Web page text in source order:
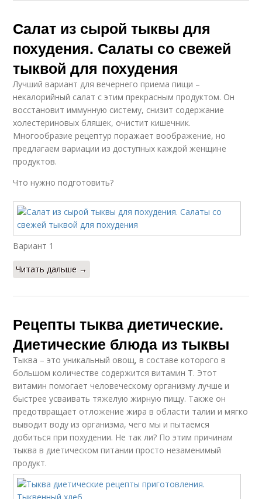
Салат из сырой тыквы для
похудения. Салаты со свежей
тыквой для похудения
Лучший вариант для вечернего приема пищи –
некалорийный салат с этим прекрасным продуктом. Он
восстановит иммунную систему, снизит содержание
холестериновых бляшек, очистит кишечник.
Многообразие рецептур поражает воображение, но
предлагаем вариации из доступных каждой женщине
продуктов.
Что нужно подготовить?
Вариант 1
Читать дальше →
Рецепты тыква диетические.
Диетические блюда из тыквы
Тыква – это уникальный овощ, в составе которого в
большом количестве содержится витамин Т. Этот
витамин помогает человеческому организму лучше и
быстрее усваивать тяжелую жирную пищу. Также он
предотвращает отложение жира в области талии и мягко
выводит воду из организма, чего мы и пытаемся
добиться при похудении. Не так ли? По этим причинам
тыква в диетическом питании просто незаменимый
продукт.